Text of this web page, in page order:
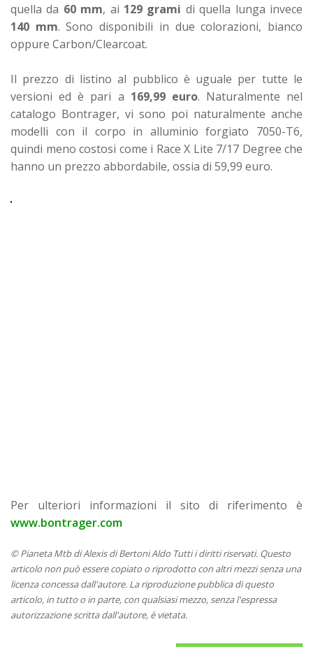
quella da 60 mm, ai 129 grami di quella lunga invece
140 mm. Sono disponibili in due colorazioni, bianco
oppure Carbon/Clearcoat.
Il prezzo di listino al pubblico è uguale per tutte le
versioni ed è pari a 169,99 euro. Naturalmente nel
catalogo Bontrager, vi sono poi naturalmente anche
modelli con il corpo in alluminio forgiato 7050-T6,
quindi meno costosi come i Race X Lite 7/17 Degree che
hanno un prezzo abbordabile, ossia di 59,99 euro.
Per ulteriori informazioni il sito di riferimento è
www.bontrager.com
© Pianeta Mtb di Alexis di Bertoni Aldo Tutti i diritti riservati. Questo
articolo non può essere copiato o riprodotto con altri mezzi senza una
licenza concessa dall'autore. La riproduzione pubblica di questo
articolo, in tutto o in parte, con qualsiasi mezzo, senza l'espressa
autorizzazione scritta dall'autore, è vietata.